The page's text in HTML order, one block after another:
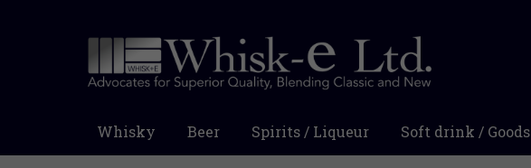
Whisky Beer Spirits / Liqueur Soft drink / Goods